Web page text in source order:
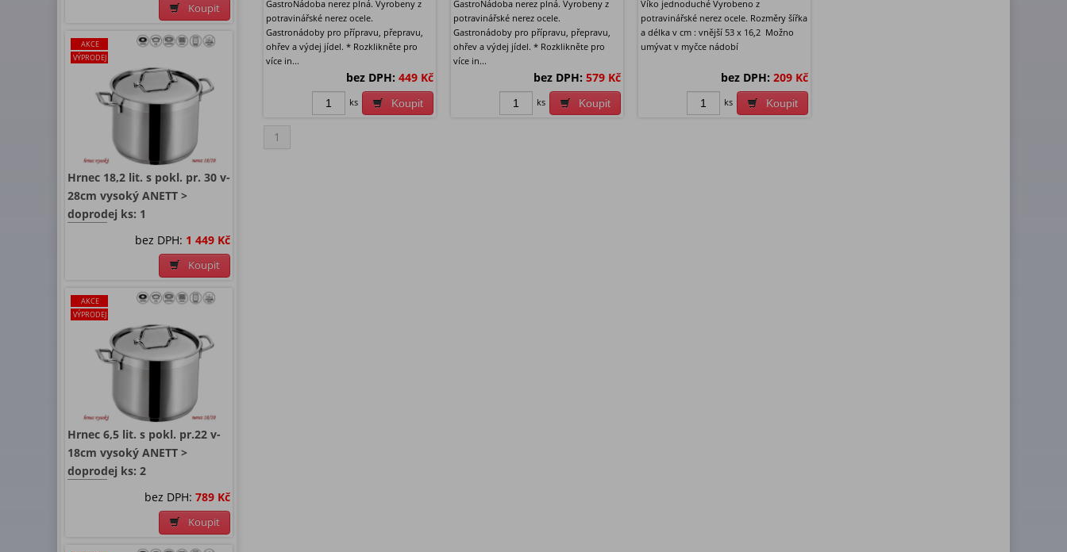
Koupit
AKCE
VÝPRODEJ
Hrnec 18,2 lit. s pokl. pr. 30 v-
28cm vysoký ANETT >
doprodej ks: 1
bez DPH: 1 449 Kč
Koupit
AKCE
VÝPRODEJ
Hrnec 6,5 lit. s pokl. pr.22 v-
18cm vysoký ANETT >
doprodej ks: 2
bez DPH: 789 Kč
Koupit
GastroNádoba nerez plná. Vyrobeny z
potravinářské nerez ocele.
Gastronádoby pro přípravu, přepravu,
ohřev a výdej jídel. * Rozklikněte pro
více in...
bez DPH: 449 Kč
Koupit
ks
GastroNádoba nerez plná. Vyrobeny z
potravinářské nerez ocele.
Gastronádoby pro přípravu, přepravu,
ohřev a výdej jídel. * Rozklikněte pro
více in...
bez DPH: 579 Kč
Koupit
ks
Víko jednoduché Vyrobeno z
potravinářské nerez ocele. Rozměry šířka
a délka v cm : vnější 53 x 16,2 Možno
umývat v myčce nádobí
bez DPH: 209 Kč
Koupit
ks
1